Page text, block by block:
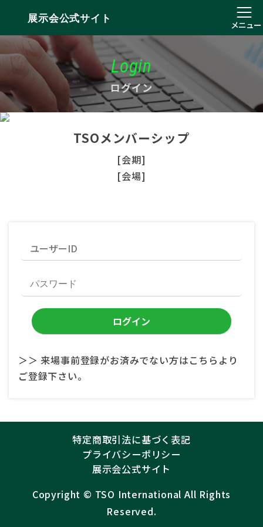
展示会公式サイト
メニュー
Login
ログイン
TSOメンバーシップ
[会期]
[会場]
＞＞ 来場事前登録がお済みでない方はこちらより
ご登録下さい。
特定商取引法に基づく表記
プライバシーポリシー
展示会公式サイト
Copyright ©︎ TSO International All Rights
Reserved.